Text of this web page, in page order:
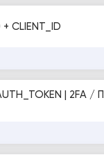
+ CLIENT_ID
| 2FA /